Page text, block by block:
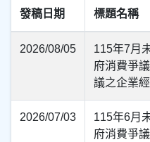
發稿日期 標題名稱
2026/08/05
115年7月
府消費爭
議之企業
2026/07/03
115年6月
府消費爭